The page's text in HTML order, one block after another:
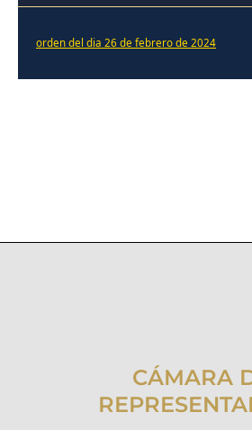
orden del dia 26 de febrero de 2024
CÁMARA